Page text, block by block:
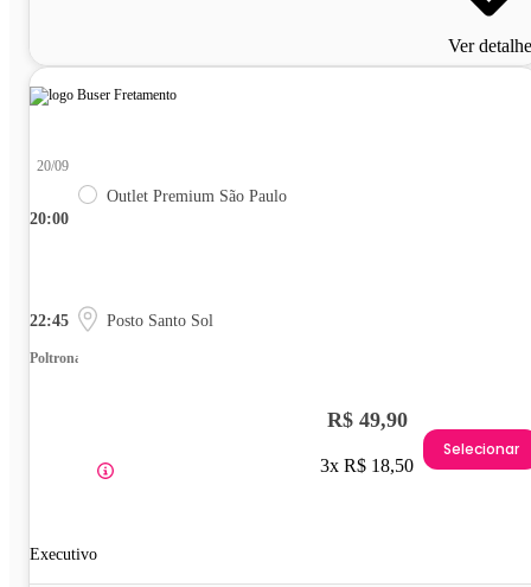
Ver
20:00
20/09
Outlet Premium São Paulo
22:45 Posto Santo Sol
Poltrona
Executivo
R$ 49,90
3x R$ 18,50
Selecionar